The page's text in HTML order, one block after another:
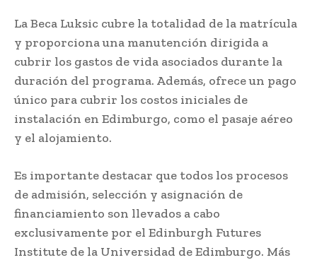
La Beca Luksic cubre la totalidad de la matrícula
y proporciona una manutención dirigida a
cubrir los gastos de vida asociados durante la
duración del programa. Además, ofrece un pago
único para cubrir los costos iniciales de
instalación en Edimburgo, como el pasaje aéreo
y el alojamiento.
Es importante destacar que todos los procesos
de admisión, selección y asignación de
financiamiento son llevados a cabo
exclusivamente por el Edinburgh Futures
Institute de la Universidad de Edimburgo. Más